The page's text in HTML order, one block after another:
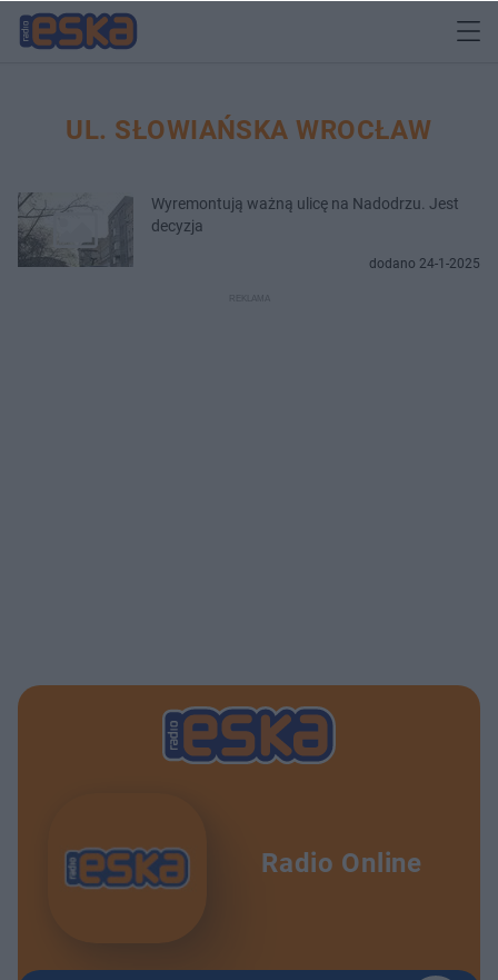
UL. SŁOWIAŃSKA WROCŁAW
Wyremontują ważną ulicę na Nadodrzu. Jest
decyzja
dodano 24-1-2025
Radio Online